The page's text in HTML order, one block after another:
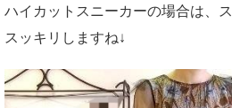
ハイカットスニーカーの場合は、
スッキリしますね↓